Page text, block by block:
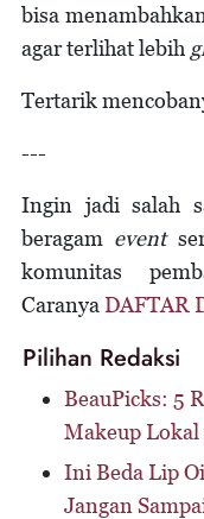
bisa
agar terlihat lebih
Tertarik
---
Ingin jadi salah
beragam event
komunitas
Caranya DAFTAR
Pilihan Redaksi
BeauPicks: 5
Makeup Lokal
Ini Beda Lip
Jangan